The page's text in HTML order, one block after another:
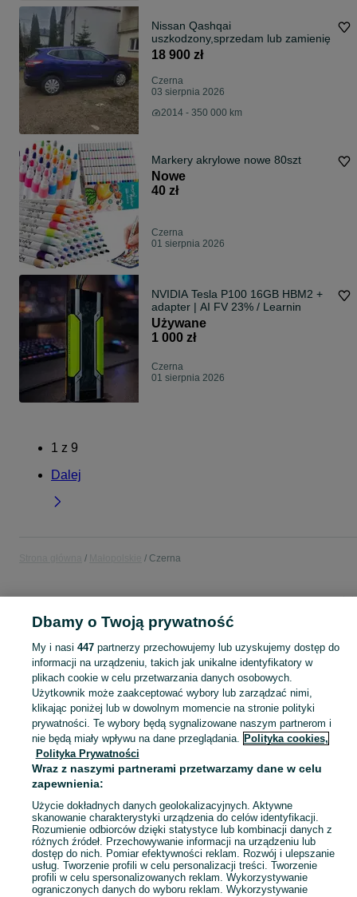
Nissan Qashqai
uszkodzony,sprzedam lub zamienię
18 900 zł
Czerna
03 sierpnia 2026
2014 - 350 000 km
Markery akrylowe nowe 80szt
Nowe
40 zł
Czerna
01 sierpnia 2026
NVIDIA Tesla P100 16GB HBM2 +
adapter | AI FV 23% / Learnin
Używane
1 000 zł
Czerna
01 sierpnia 2026
1 z 9
Dalej
Czerna
matki pszczele unasiennione
Zobacz
Mapa kategorii
Mapa miejscowości
Mapa ministron
Popularne wyszukiwania
Dbamy o Twoją prywatność
My i nasi 447partnerzy przechowujemy lub uzyskujemy dostęp do
informacji na urządzeniu, takich jak unikalne identyfikatory w
plikach cookie w celu przetwarzania danych osobowych.
Użytkownik może zaakceptować wybory lub zarządzać nimi,
klikając poniżej lub w dowolnym momencie na stronie polityki
prywatności. Te wybory będą sygnalizowane naszym partnerom i
nie będą miały wpływu na dane przeglądania. Polityka cookies,
Polityka Prywatności
Wraz z naszymi partnerami przetwarzamy dane w celu
zapewnienia:
Użycie dokładnych danych geolokalizacyjnych. Aktywne
skanowanie charakterystyki urządzenia do celów identyfikacji.
Rozumienie odbiorców dzięki statystyce lub kombinacji danych z
różnych źródeł. Przechowywanie informacji na urządzeniu lub
dostęp do nich. Pomiar efektywności reklam. Rozwój i ulepszanie
usług. Tworzenie profili w celu personalizacji treści. Tworzenie
profili w celu spersonalizowanych reklam. Wykorzystywanie
ograniczonych danych do wyboru reklam. Wykorzystywanie